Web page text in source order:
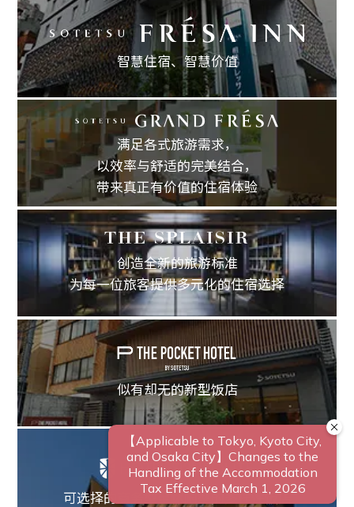
智慧住宿、智慧价值
满足各式旅游需求，
以效率与舒适的完美结合，
带来真正有价值的住宿体验
创造全新的旅游标准
为每一位旅客提供多元化的住宿选择
似有却无的新型饭店
可选择的商务型至休闲型的多样性饭店